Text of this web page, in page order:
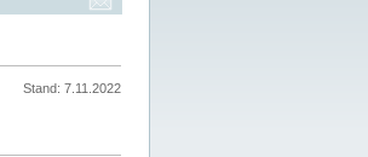
Stand: 7.11.2022